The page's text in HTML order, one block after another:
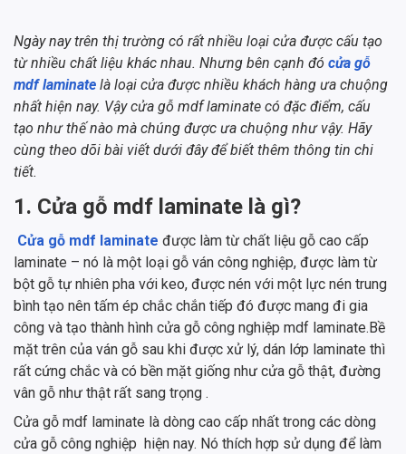
Ngày nay trên thị trường có rất nhiều loại cửa được cấu tạo
từ nhiều chất liệu khác nhau. Nhưng bên cạnh đó cửa gỗ
mdf laminate là loại cửa được nhiều khách hàng ưa chuộng
nhất hiện nay. Vậy cửa gỗ mdf laminate có đặc điểm, cấu
tạo như thế nào mà chúng được ưa chuộng như vậy. Hãy
cùng theo dõi bài viết dưới đây để biết thêm thông tin chi
tiết.
1. Cửa gỗ mdf laminate là gì?
Cửa gỗ mdf laminate được làm từ chất liệu gỗ cao cấp
laminate – nó là một loại gỗ ván công nghiệp, được làm từ
bột gỗ tự nhiên pha với keo, được nén với một lực nén trung
bình tạo nên tấm ép chắc chắn tiếp đó được mang đi gia
công và tạo thành hình cửa gỗ công nghiệp mdf laminate.Bề
mặt trên của ván gỗ sau khi được xử lý, dán lớp laminate thì
rất cứng chắc và có bền mặt giống như cửa gỗ thật, đường
vân gỗ như thật rất sang trọng .
Cửa gỗ mdf laminate là dòng cao cấp nhất trong các dòng
cửa gỗ công nghiệp hiện nay. Nó thích hợp sử dụng để làm